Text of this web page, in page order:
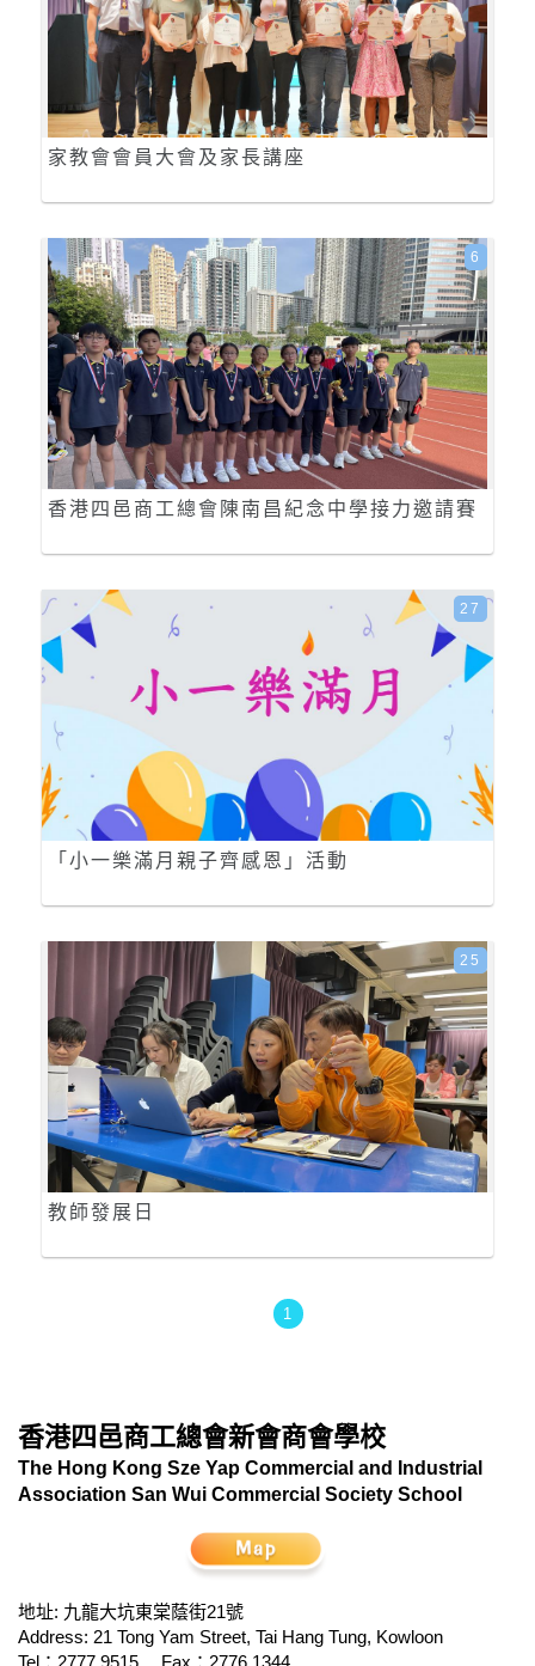
家教會會員大會及家長講座
香港四邑商工總會陳南昌紀念中學接力邀請賽
6
「小一樂滿月親子齊感恩」活動
27
教師發展日
25
1
香港四邑商工總會新會商會學校
The Hong Kong Sze Yap Commercial and Industrial
Association San Wui Commercial Society School
地址: 九龍大坑東棠蔭街21號
Address: 21 Tong Yam Street, Tai Hang Tung, Kowloon
Tel：2777 9515
Fax：2776 1344